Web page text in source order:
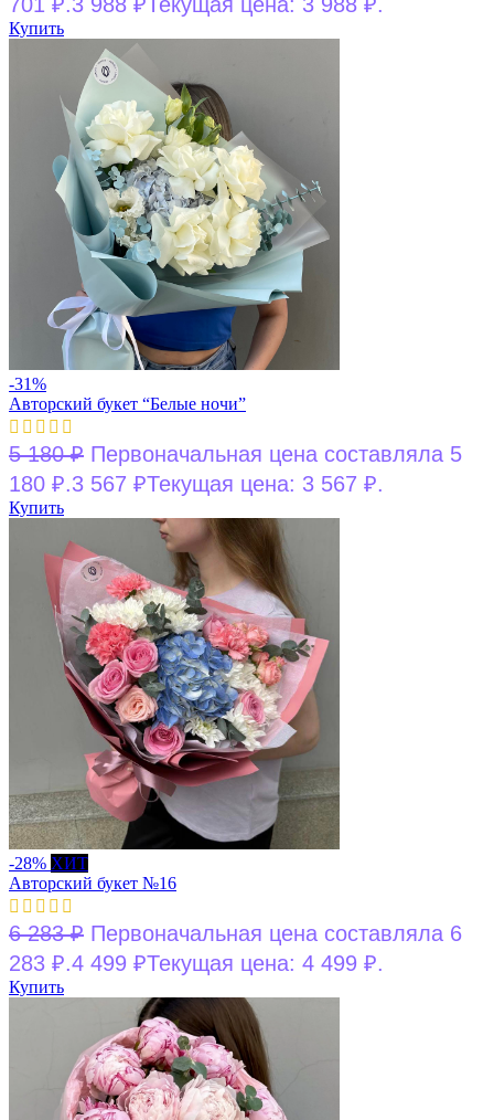
Купить
-31%
Авторский букет “Белые ночи”
5 180₽ Первоначальная цена составляла 5
180 ₽.3 567 ₽Текущая цена: 3 567 ₽.
Купить
-28% ХИТ
Авторский букет №16
6 283₽ Первоначальная цена составляла 6
283 ₽.4 499 ₽Текущая цена: 4 499 ₽.
Купить